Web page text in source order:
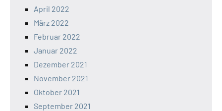
April 2022
März 2022
Februar 2022
Januar 2022
Dezember 2021
November 2021
Oktober 2021
September 2021